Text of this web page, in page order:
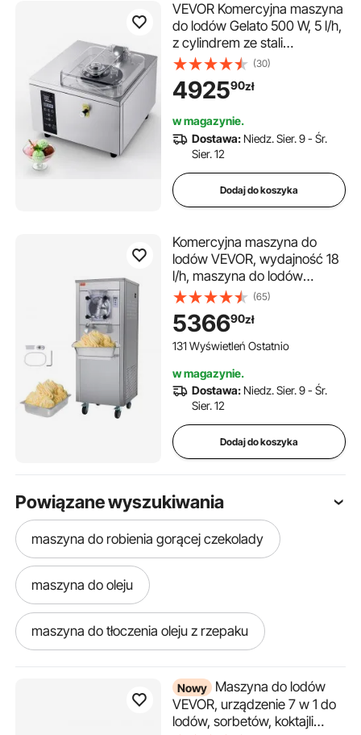
VEVOR Komercyjna maszyna
do lodów Gelato 500 W, 5 l/h,
z cylindrem ze stali
nierdzewnej o pojemności
2,8 l (304) i
samoczyszczącym panelem
wydajności, przeznaczona
do barów szybkiej obsługi i
restauracji
(30)
492590zł
w magazynie.
Dostawa: Niedz. Sier. 9 - Śr.
Sier. 12
Dodaj do koszyka
Komercyjna maszyna do
lodów VEVOR, wydajność 18
l/h, maszyna do lodów
twardych o jednym smaku z
kółkami, cylinder ze stali
nierdzewnej o pojemności 6 l,
panel LED, automatyczne
czyszczeniem, do barów
szybkiej obsługi w
restauracjach
(65)
536690zł
131 Wyświetleń Ostatnio
w magazynie.
Dostawa: Niedz. Sier. 9 - Śr.
Sier. 12
Dodaj do koszyka
Powiązane wyszukiwania
maszyna do robienia gorącej czekolady
maszyna do oleju
maszyna do tłoczenia oleju z rzepaku
maszyna do grawerowania laserowego skóry
maszyna do tłoczenia oleju
Nowy Maszyna do lodów
VEVOR, urządzenie 7 w 1 do
lodów, sorbetów, koktajli